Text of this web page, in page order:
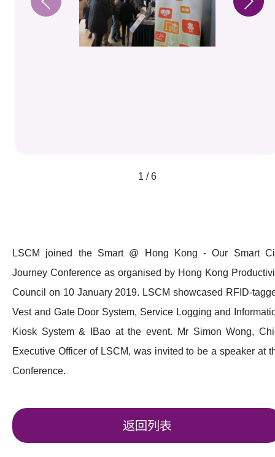
1 / 6
LSCM joined the Smart @ Hong Kong - Our Smart
Journey Conference as organised by Hong Kong
Council on 10 January 2019. LSCM showcased RFID-
Vest and Gate Door System, Service Logging and
Kiosk System & IBao at the event. Mr Simon Wong,
Executive Officer of LSCM, was invited to be a speaker at
Conference.
返回列表